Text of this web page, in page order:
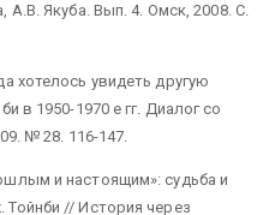
Якуба. Вып. 4. Омск, 2008. С.
хотелось увидеть другую
в 1950-1970 е гг. Диалог со
№ 28. 116-147.
и настоящим»: судьба и
// История через